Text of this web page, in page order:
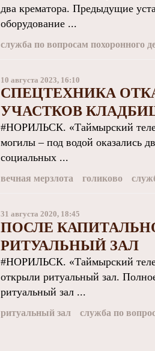
два крематора. Предыдущие
оборудование ...
служба по вопросам похоронного
10 августа 2023, 16:10
СПЕЦТЕХНИКА
УЧАСТКОВ
#НОРИЛЬСК. «Таймырский
могилы – под водой оказались
социальных ...
вечная мерзлота голиково
31 августа 2020, 18:45
ПОСЛЕ
РИТУАЛЬНЫЙ ЗАЛ
#НОРИЛЬСК. «Таймырский
открыли ритуальный зал.
ритуальный зал ...
ритуальный зал служба по